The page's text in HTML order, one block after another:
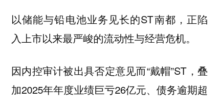
以储能与铅电池业务见长的ST南都，正陷
入上市以来最严峻的流动性与经营危机。
因内控审计被出具否定意见而“戴帽”ST，叠
加2025年年度业绩巨亏26亿元、债务逾期超